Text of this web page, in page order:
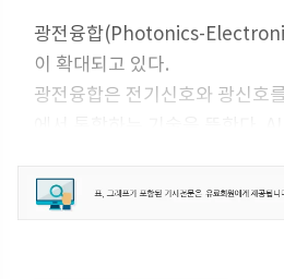
광전융합(Photonics-
이 확대되고 있다.
광전융합은 전기신호와 광신호
받고 있으며 실리콘(Si) 포토닉
d Optics)가 대표적이다. 미국